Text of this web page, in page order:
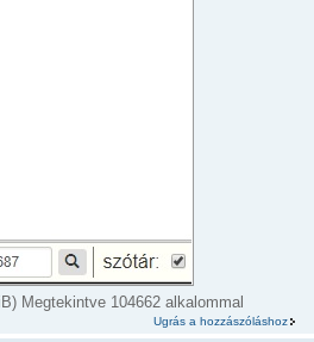
Megtekintve 104662 alkalommal
Ugrás a hozzászóláshoz